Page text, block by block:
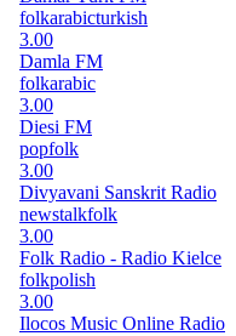
folkarabicturkish
3.00
Damla FM
folkarabic
3.00
Diesi FM
popfolk
3.00
Divyavani Sanskrit Radio
newstalkfolk
3.00
Folk Radio - Radio Kielce
folkpolish
3.00
Ilocos Music Online Radio